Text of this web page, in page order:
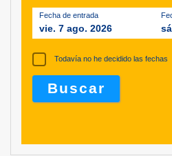
Fecha de entrada
vie. 7 ago. 2026
Todavía no he decidido las fechas